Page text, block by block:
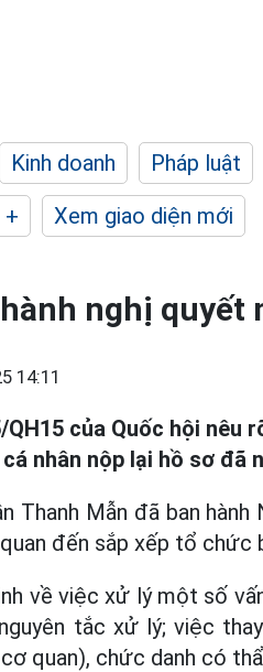
Kinh doanh Pháp luật
+ Xem giao diện mới
nghị quyết
14:11
của Quốc hội nêu
nhân nộp lại hồ sơ đã
Thanh Mẫn đã ban
đến sắp xếp tổ chức
về việc xử lý một số
tắc xử lý; việc
quan), chức danh có